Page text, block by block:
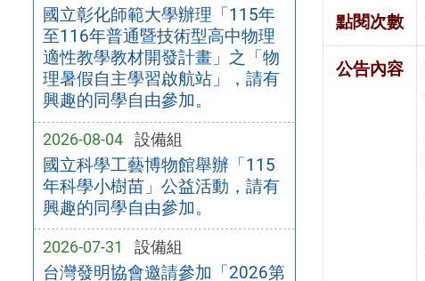
國立彰化師範大學辦理「115年
至116年普通暨技術型高中物理
適性教學教材開發計畫」之「物
理暑假自主學習啟航站」，請有
興趣的同學自由參加。
2026-08-04 設備組
國立科學工藝博物館舉辦「115
年科學小樹苗」公益活動，請有
興趣的同學自由參加。
2026-07-31 設備組
台灣發明協會邀請參加「2026第
點閱次數
公告內容